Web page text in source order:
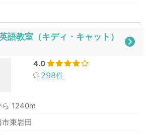
教室（キディ・キャット）
4.0
298件
ら 1240m
東岩田